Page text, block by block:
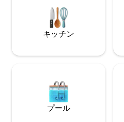
キッチン
プール